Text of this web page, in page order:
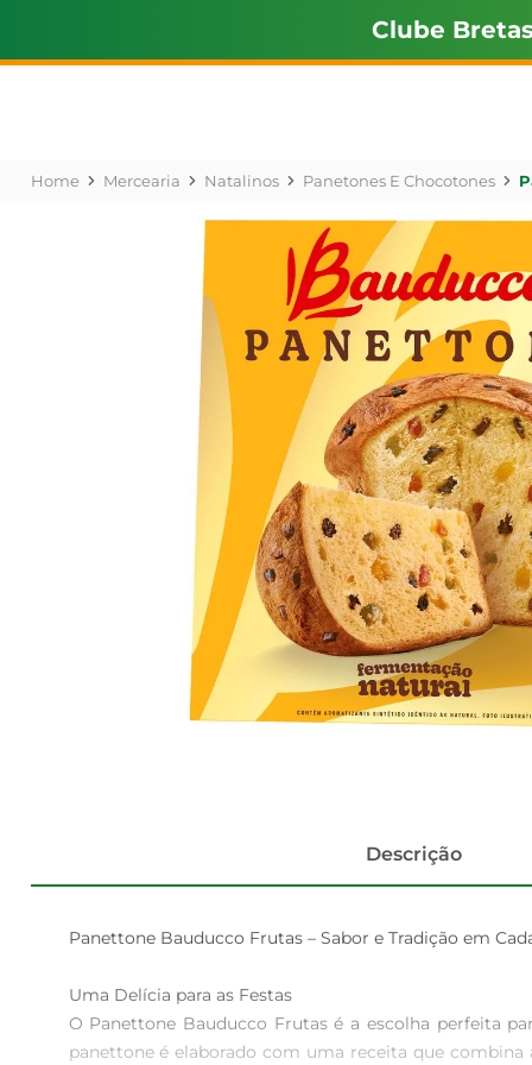
Clube Bretas
Mercearia Natalinos Panetones E Chocotones
Descrição
Panettone Bauducco Frutas – Sabor e Tradição em
Uma Delícia para as Festas
O Panettone Bauducco Frutas é a escolha perfeita
panettone é elaborado com uma receita que